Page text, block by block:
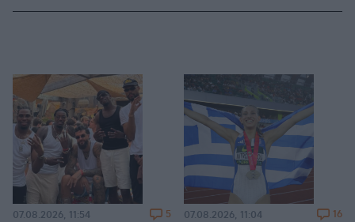
07.08.2026, 11:54 5 07.08.2026, 11:04 16